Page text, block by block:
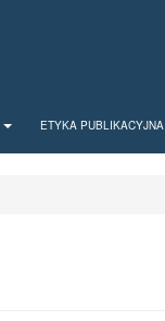
ETYKA PUBLIKACYJNA